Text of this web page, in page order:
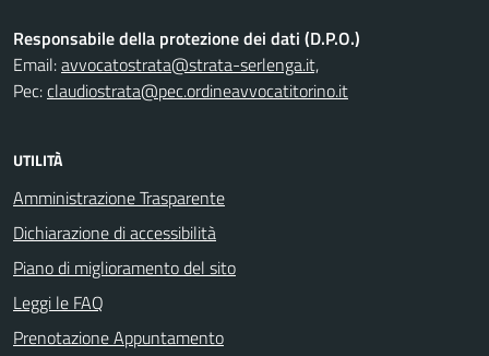
Responsabile della protezione dei dati (D.P.O.)
Email:avvocatostrata@strata-serlenga.it,
Pec:claudiostrata@pec.ordineavvocatitorino.it
UTILITÀ
Amministrazione Trasparente
Dichiarazione di accessibilità
Piano di miglioramento del sito
Leggi le FAQ
Prenotazione Appuntamento